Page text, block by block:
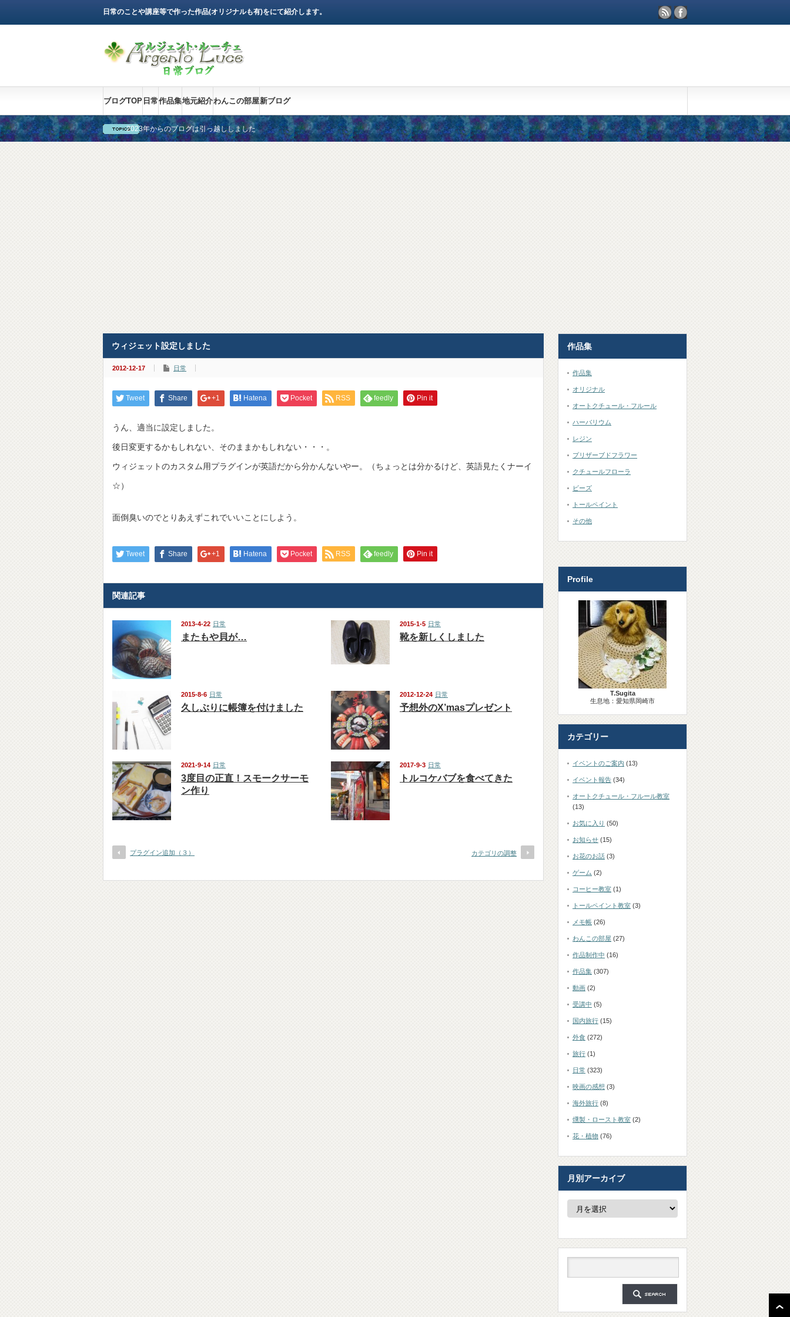
日常のことや講座等で作った作品(オリジナルも有)をにて紹介します。
ブログTOP 日常作品集地元紹介わんこの部屋新ブログ
2023年からのブログは引っ越ししました
ウィジェット設定しました
2012-12-17 日常
Tweet Share +1 Hatena Pocket RSS feedly Pin it
うん、適当に設定しました。
後日変更するかもしれない、そのままかもしれない・・・。
ウィジェットのカスタム用プラグインが英語だから分かんないやー。（ちょっとは分かるけど、英語見たくナーイ
☆）
面倒臭いのでとりあえずこれでいいことにしよう。
Tweet Share +1 Hatena Pocket RSS feedly Pin it
関連記事
2013-4-22 日常
またもや貝が…
2015-1-5 日常
靴を新しくしました
2015-8-6 日常
久しぶりに帳簿を付けました
2012-12-24 日常
予想外のX’masプレゼント
2021-9-14 日常
3度目の正直！スモークサーモ
ン作り
2017-9-3 日常
トルコケバブを食べてきた
プラグイン追加（３） カテゴリの調整
作品集
作品集
オリジナル
オートクチュール・フルール
ハーバリウム
レジン
プリザーブドフラワー
クチュールフローラ
ビーズ
トールペイント
その他
Profile
T.Sugita
生息地：愛知県岡崎市
カテゴリー
イベントのご案内 (13)
イベント報告 (34)
オートクチュール・フルール教室
(13)
お気に入り (50)
お知らせ (15)
お花のお話 (3)
ゲーム (2)
コーヒー教室 (1)
トールペイント教室 (3)
メモ帳 (26)
わんこの部屋 (27)
作品制作中 (16)
作品集 (307)
動画 (2)
受講中 (5)
国内旅行 (15)
外食 (272)
旅行 (1)
日常 (323)
映画の感想 (3)
海外旅行 (8)
燻製・ロースト教室 (2)
花・植物 (76)
月別アーカイブ
月
カ
イ
ブ